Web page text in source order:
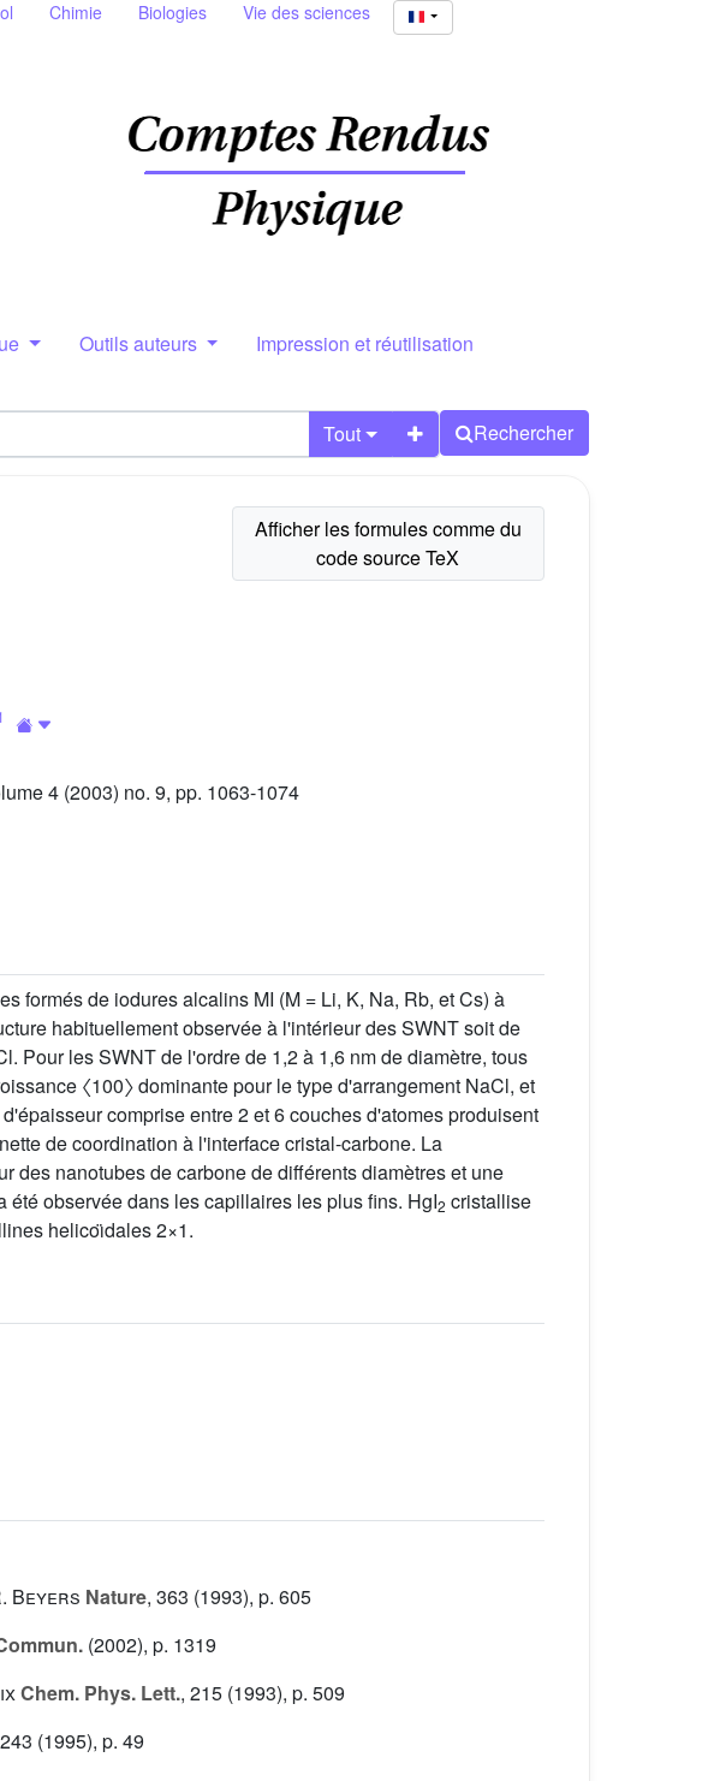
Chimie Biologies Vie des sciences
Outils auteurs Impression et réutilisation
Tout Rechercher
4 (2003) no. 9, pp. 1063-1074
formés de iodures alcalins MI (M = Li, K, Na, Rb, et Cs) à
habituellement observée à l'intérieur des SWNT soit de
Pour les SWNT de l'ordre de 1,2 à 1,6 nm de diamètre, tous
〈100〉 dominante pour le type d'arrangement NaCl, et
comprise entre 2 et 6 couches d'atomes produisent
de coordination à l'interface cristal-carbone. La
des nanotubes de carbone de différents diamètres et une
observée dans les capillaires les plus fins. HgI2 cristallise
helicoı̈dales 2×1.
Beyers Nature, 363 (1993), p. 605
(2002), p. 1319
Chem. Phys. Lett., 215 (1993), p. 509
(1995), p. 49